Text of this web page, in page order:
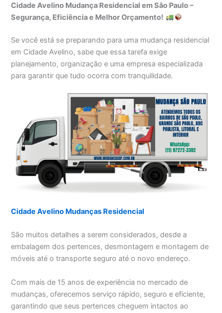
Cidade Avelino Mudança Residencial em São Paulo –
Segurança, Eficiência e Melhor Orçamento!
Se você está se preparando para uma mudança residencial
em Cidade Avelino, sabe que essa tarefa exige
planejamento, organização e uma empresa especializada
para garantir que tudo ocorra com tranquilidade.
Cidade Avelino Mudanças Residencial
São muitos detalhes a serem considerados, desde a
embalagem dos pertences, desmontagem e montagem de
móveis até o transporte seguro até o novo endereço.
Com mais de 15 anos de experiência no mercado de
mudanças, oferecemos serviço rápido, seguro e eficiente,
garantindo que seus pertences cheguem intactos ao